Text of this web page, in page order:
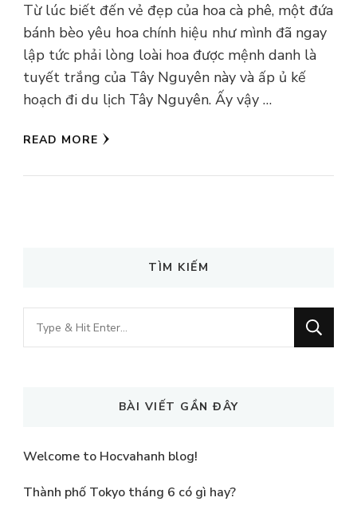
Từ lúc biết đến vẻ đẹp của hoa cà phê, một đứa
bánh bèo yêu hoa chính hiệu như mình đã ngay
lập tức phải lòng loài hoa được mệnh danh là
tuyết trắng của Tây Nguyên này và ấp ủ kế
hoạch đi du lịch Tây Nguyên. Ấy vậy …
READ MORE
TÌM KIẾM
Looking
for
BÀI VIẾT GẦN ĐÂY
Welcome to Hocvahanh blog!
Thành phố Tokyo tháng 6 có gì hay?